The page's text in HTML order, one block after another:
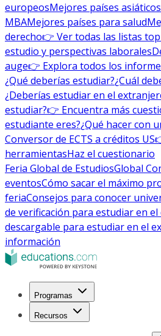
europeosMejores países asiáticos
MBAMejores países para salud
derecho👉 Ver todas las listas
estudio y perspectivas laborales
auge👉 Explora todos los
¿Qué deberías estudiar?¿Cuál
¿Deberías estudiar en el
estudiar?👉 Encuentra más
estudiante eres?¿Qué hacer con
Conversor de ECTS a créditos US
herramientasHaz el cuestionario
Feria Global de EstudiosGlobal
eventosCómo sacar el máximo
feriaConsejos para conocer
de verificación para estudiar en
descargable para estudiar en el
información
Programas
Recursos